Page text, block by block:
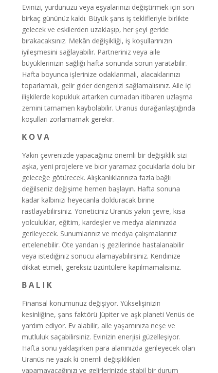
Evinizi, yurdunuzu veya eşyalarınızı değiştirmek için son
birkaç gününüz kaldı. Büyük şans iş teklifleriyle birlikte
gelecek ve eskilerden uzaklaşıp, her şeyi geride
bırakacaksınız. Mekân değişikliği, iş koşullarınızın
iyileşmesini sağlayabilir. Partneriniz veya aile
büyüklerinizin sağlığı hafta sonunda sorun yaratabilir.
Hafta boyunca işlerinize odaklanmalı, alacaklarınızı
toparlamalı, gelir gider dengenizi sağlamalısınız. Aile içi
ilişkilerde kopukluk artarken cumadan itibaren uzlaşma
zemini tamamen kaybolabilir. Uranüs durağanlaştığında
koşulları zorlamamak gerekir.
K O V A
Yakın çevrenizde yapacağınız önemli bir değişiklik sizi
aşka, yeni projelere ve bıcır yaramaz çocuklarla dolu bir
geleceğe götürecek. Alışkanlıklarınıza fazla bağlı
değilseniz değişime hemen başlayın. Hafta sonuna
kadar kalbinizi heyecanla dolduracak birine
rastlayabilirsiniz. Yöneticiniz Uranüs yakın çevre, kısa
yolculuklar, eğitim, kardeşler ve medya alanınızda
gerileyecek. Sunumlarınız ve medya çalışmalarınız
ertelenebilir. Öte yandan iş gezilerinde hastalanabilir
veya istediğiniz sonucu alamayabilirsiniz. Kendinize
dikkat etmeli, gereksiz üzüntülere kapılmamalısınız.
B A L I K
Finansal konumunuz değişiyor. Yükselişinizin
kesinliğine, şans faktörü Jüpiter ve aşk planeti Venüs de
yardım ediyor. Ev alabilir, aile yaşamınıza neşe ve
mutluluk saçabilirsiniz. Evinizin enerjisi güzelleşiyor.
Hafta sonu yaklaşırken para alanınızda gerileyecek olan
Uranüs ne yazık ki önemli değişiklikleri
yapamayacağınızı ve gelirlerinizde stabil bir durum